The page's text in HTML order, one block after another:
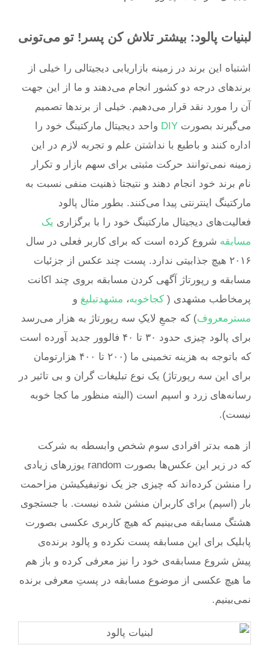
لبنیات پالود: بیشتر تلاش کن پسر! تو می‌تونی
اشتباه این برند در زمینه بازاریابی دیجیتالی را خیلی از
برندهای درجه دو کشور انجام می‌دهند و ما از این جهت
آن را مورد نقد قرار می‌دهیم. خیلی از برندها تصمیم
می‌گیرند بصورتDIYواحد دیجیتال مارکتینگ خود را
اداره کنند و باطبع با نداشتن علم و تجربه لازم در این
زمینه نمی‌توانند حرکت مثبتی برای سهم بازار و تکرار
نام برند خود انجام دهند و نتیجتا ذهنیت منفی نسبت به
مارکتینگ اینترنتی پیدا می‌کنند. بطور مثال پالود
فعالیت‌های دیجیتال مارکتینگ خود را با برگزارییک
مسابقهشروع کرده است که برای کاربر فعلی در سال
۲۰۱۶ هیچ جذابیتی ندارد. پست چند عکس از جزئیات
مسابقه و رپورتاژ آگهی کردن مسابقه بروی چند اکانت
پرمخاطب مشهدی ( کجاخوبه،مشهدتبلیغو
مسترمعروف) که جمعِ لایکِ سه رپورتاژ به هزار می‌رسد
برای پالود چیزی حدود ۳۰ تا ۴۰ فالوور جدید آورده است
که باتوجه به هزینه تخمینی ما (۲۰۰ تا ۴۰۰ هزارتومان
برای این سه رپورتاژ) یک نوع تبلیغات گران و بی تاثیر در
رسانه‌های زرد و اسپم است (البته منظور ما کجا خوبه
نیست).
از همه بدتر افرادی سوم شخص وابسطه به شرکت
که در زیر این عکس‌ها بصورت random یوزرهای زیادی
را منشن کرده‌اند که چیزی جز یک نوتیفیکیشن مزاحمت
بار (اسپم) برای کاربران منشن شده نیست. با جستجوی
هشتگ مسابقه می‌بینیم که هیچ کاربری عکسی بصورت
پابلیک برای این مسابقه پست نکرده و پالود برنده‌ی
پیش شروع مسابقه‌ی خود را نیز معرفی کرده و باز هم
ما هیچ عکسی از موضوع مسابقه در پستِ معرفی برنده
نمی‌بینیم.